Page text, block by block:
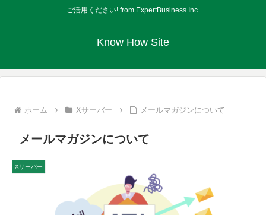
ご活用ください! from ExpertBusiness Inc.
Know How Site
ホーム Xサーバー メールマガジンについて
メールマガジンについて
Xサーバー